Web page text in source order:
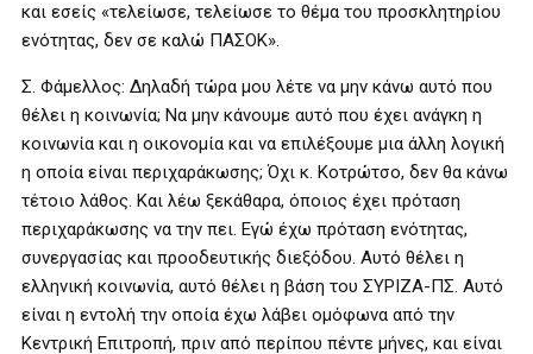
και εσείς «τελείωσε, τελείωσε το θέμα του προσκλητηρίου
ενότητας, δεν σε καλώ ΠΑΣΟΚ».
Σ. Φάμελλος: Δηλαδή τώρα μου λέτε να μην κάνω αυτό που
θέλει η κοινωνία; Να μην κάνουμε αυτό που έχει ανάγκη η
κοινωνία και η οικονομία και να επιλέξουμε μια άλλη λογική
η οποία είναι περιχαράκωσης; Όχι κ. Κοτρώτσο, δεν θα κάνω
τέτοιο λάθος. Και λέω ξεκάθαρα, όποιος έχει πρόταση
περιχαράκωσης να την πει. Εγώ έχω πρόταση ενότητας,
συνεργασίας και προοδευτικής διεξόδου. Αυτό θέλει η
ελληνική κοινωνία, αυτό θέλει η βάση του ΣΥΡΙΖΑ-ΠΣ. Αυτό
είναι η εντολή την οποία έχω λάβει ομόφωνα από την
Κεντρική Επιτροπή, πριν από περίπου πέντε μήνες, και είναι